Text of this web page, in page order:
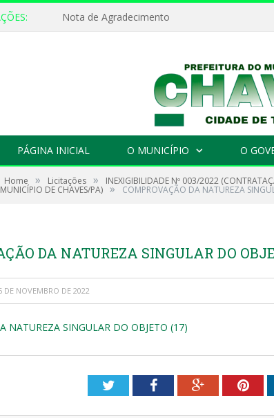
Nota de Agradecimento
PÁGINA INICIAL O MUNICÍPIO O
Home » Licitações » INEXIGIBILIDADE Nº 003/2022
DE CHAVES/PA) » COMPROVAÇÃO DA NATUREZA
DA NATUREZA SINGULAR DO
DE NOVEMBRO DE 2022
NATUREZA SINGULAR DO OBJETO (17)
TwitterFacebookGoogle+